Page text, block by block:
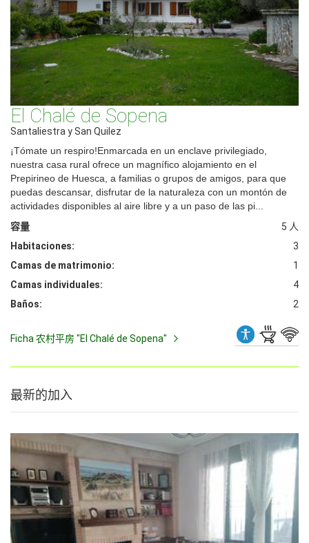
El Chalé de Sopena
Santaliestra y San Quilez
¡Tómate un respiro!Enmarcada en un enclave privilegiado,
nuestra casa rural ofrece un magnífico alojamiento en el
Prepirineo de Huesca, a familias o grupos de amigos, para que
puedas descansar, disfrutar de la naturaleza con un montón de
actividades disponibles al aire libre y a un paso de las pi...
容量
5 人
Habitaciones:
3
Camas de matrimonio:
1
Camas individuales:
4
Baños:
2
Ficha 农村平房 "El Chalé de Sopena"
最新的加入